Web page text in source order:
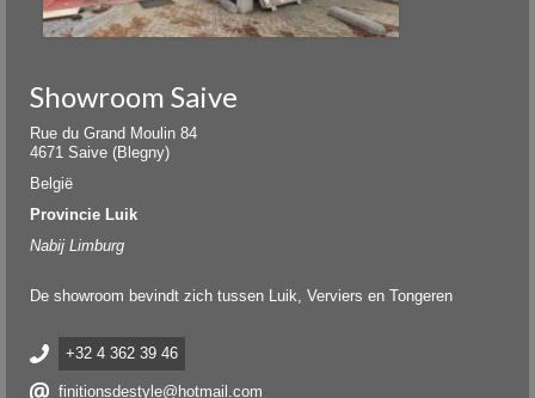
Showroom Saive
Rue du Grand Moulin 84
4671 Saive (Blegny)
België
Provincie Luik
Nabij Limburg
De showroom bevindt zich tussen Luik, Verviers en Tongeren
+32 4 362 39 46
finitionsdestyle@hotmail.com